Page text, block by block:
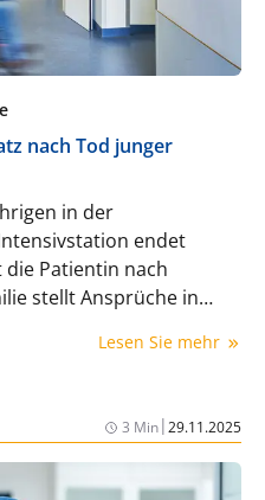
nach Tod junger
in der
endet
Patientin nach
stellt Ansprüche in
Lesen Sie mehr
3 Min|29.11.2025